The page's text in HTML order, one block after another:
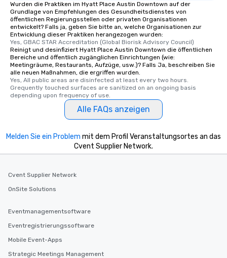
Wurden die Praktiken im Hyatt Place Austin Downtown auf der
Grundlage von Empfehlungen des Gesundheitsdienstes von
öffentlichen Regierungsstellen oder privaten Organisationen
entwickelt? Falls ja, geben Sie bitte an, welche Organisationen zur
Entwicklung dieser Praktiken herangezogen wurden:
Yes, GBAC STAR Accreditation (Global Biorisk Advisory Council)
Reinigt und desinfiziert Hyatt Place Austin Downtown die öffentlichen
Bereiche und öffentlich zugänglichen Einrichtungen (wie:
Meetingräume, Restaurants, Aufzüge, usw.)? Falls Ja, beschreiben Sie
alle neuen Maßnahmen, die ergriffen wurden.
Yes, All public areas are disinfected at least every two hours.
Grequently touched surfaces are sanitized on an ongoing basis
depending upon frequency of use.
Alle FAQs anzeigen
Melden Sie ein Problem mit dem Profil Veranstaltungsortes an das
Cvent Supplier Network.
Cvent Supplier Network
OnSite Solutions
Eventmanagementsoftware
Eventregistrierungssoftware
Mobile Event-Apps
Strategic Meetings Management